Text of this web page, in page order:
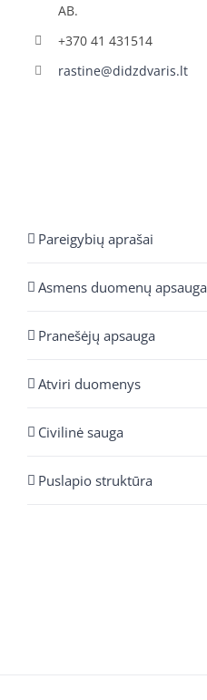
AB.
+370 41 431514
rastine@didzdvaris.lt
Pareigybių aprašai
Asmens duomenų apsauga
Pranešėjų apsauga
Atviri duomenys
Civilinė sauga
Puslapio struktūra